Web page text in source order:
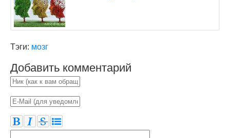
Тэги: мозг
Добавить комментарий